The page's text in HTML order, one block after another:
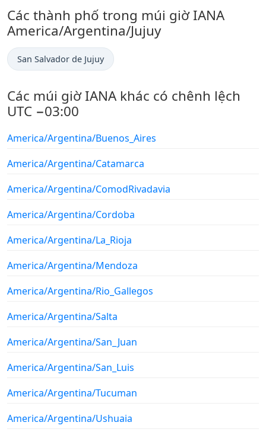
Các thành phố trong múi giờ IANA
America/Argentina/Jujuy
San Salvador de Jujuy
Các múi giờ IANA khác có chênh lệch
UTC −03:00
America/Argentina/Buenos_Aires
America/Argentina/Catamarca
America/Argentina/ComodRivadavia
America/Argentina/Cordoba
America/Argentina/La_Rioja
America/Argentina/Mendoza
America/Argentina/Rio_Gallegos
America/Argentina/Salta
America/Argentina/San_Juan
America/Argentina/San_Luis
America/Argentina/Tucuman
America/Argentina/Ushuaia